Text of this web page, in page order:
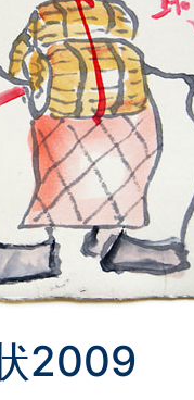
2009